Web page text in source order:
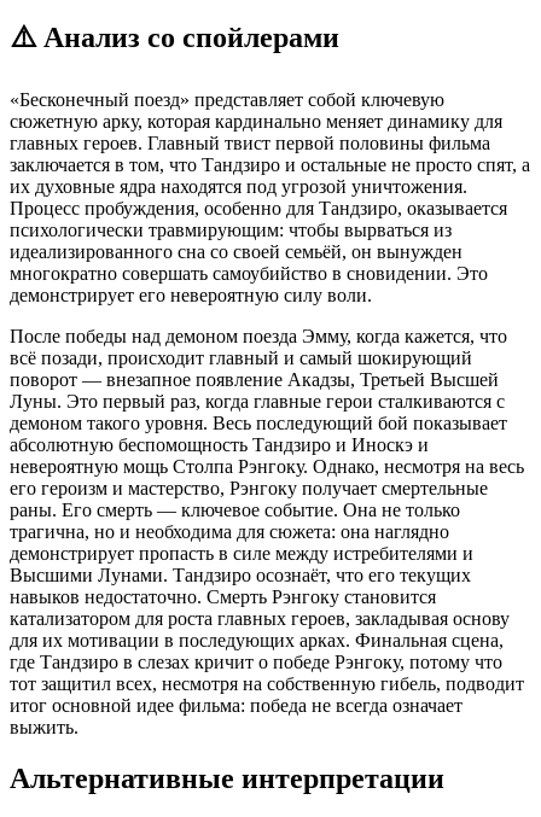
⚠️ Анализ со спойлерами
«Бесконечный поезд» представляет собой ключевую
сюжетную арку, которая кардинально меняет динамику для
главных героев. Главный твист первой половины фильма
заключается в том, что Тандзиро и остальные не просто спят, а
их духовные ядра находятся под угрозой уничтожения.
Процесс пробуждения, особенно для Тандзиро, оказывается
психологически травмирующим: чтобы вырваться из
идеализированного сна со своей семьёй, он вынужден
многократно совершать самоубийство в сновидении. Это
демонстрирует его невероятную силу воли.
После победы над демоном поезда Эмму, когда кажется, что
всё позади, происходит главный и самый шокирующий
поворот — внезапное появление Акадзы, Третьей Высшей
Луны. Это первый раз, когда главные герои сталкиваются с
демоном такого уровня. Весь последующий бой показывает
абсолютную беспомощность Тандзиро и Иноскэ и
невероятную мощь Столпа Рэнгоку. Однако, несмотря на весь
его героизм и мастерство, Рэнгоку получает смертельные
раны. Его смерть — ключевое событие. Она не только
трагична, но и необходима для сюжета: она наглядно
демонстрирует пропасть в силе между истребителями и
Высшими Лунами. Тандзиро осознаёт, что его текущих
навыков недостаточно. Смерть Рэнгоку становится
катализатором для роста главных героев, закладывая основу
для их мотивации в последующих арках. Финальная сцена,
где Тандзиро в слезах кричит о победе Рэнгоку, потому что
тот защитил всех, несмотря на собственную гибель, подводит
итог основной идее фильма: победа не всегда означает
выжить.
Альтернативные интерпретации